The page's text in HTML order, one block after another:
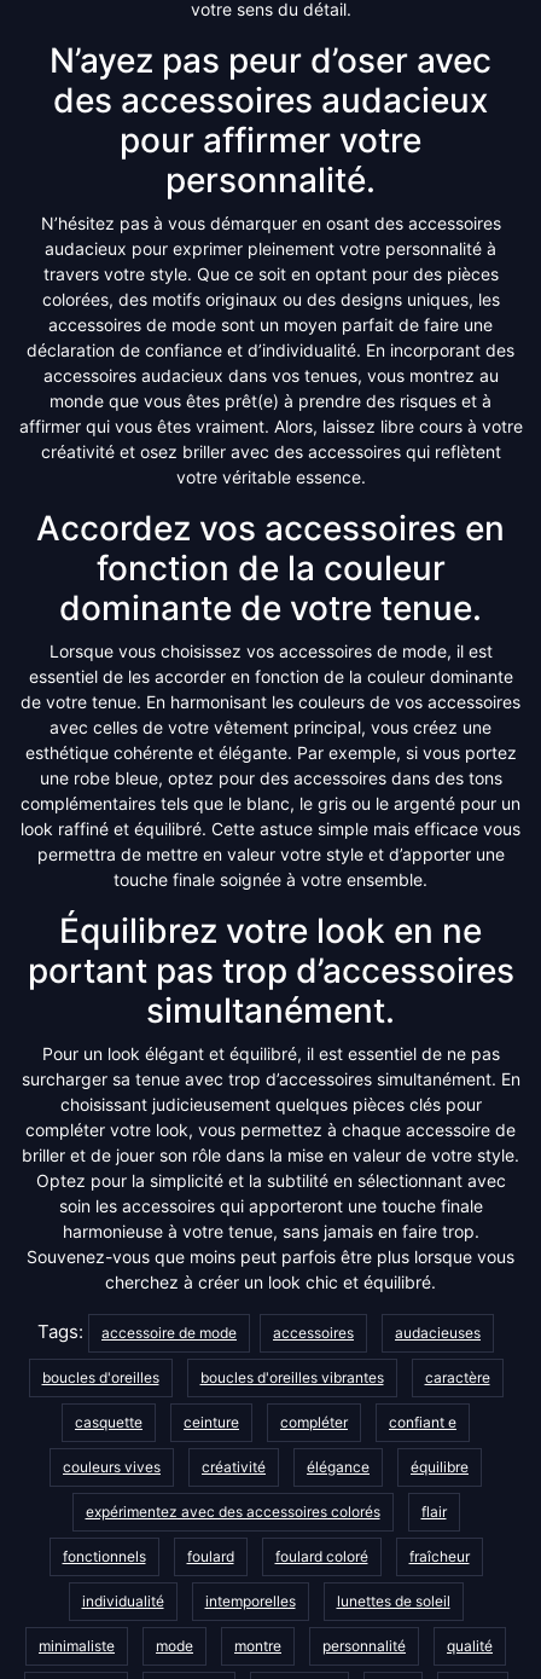
votre sens du détail.
N’ayez pas peur d’oser avec
des accessoires audacieux
pour affirmer votre
personnalité.
N’hésitez pas à vous démarquer en osant des accessoires
audacieux pour exprimer pleinement votre personnalité à
travers votre style. Que ce soit en optant pour des pièces
colorées, des motifs originaux ou des designs uniques, les
accessoires de mode sont un moyen parfait de faire une
déclaration de confiance et d’individualité. En incorporant des
accessoires audacieux dans vos tenues, vous montrez au
monde que vous êtes prêt(e) à prendre des risques et à
affirmer qui vous êtes vraiment. Alors, laissez libre cours à votre
créativité et osez briller avec des accessoires qui reflètent
votre véritable essence.
Accordez vos accessoires en
fonction de la couleur
dominante de votre tenue.
Lorsque vous choisissez vos accessoires de mode, il est
essentiel de les accorder en fonction de la couleur dominante
de votre tenue. En harmonisant les couleurs de vos accessoires
avec celles de votre vêtement principal, vous créez une
esthétique cohérente et élégante. Par exemple, si vous portez
une robe bleue, optez pour des accessoires dans des tons
complémentaires tels que le blanc, le gris ou le argenté pour un
look raffiné et équilibré. Cette astuce simple mais efficace vous
permettra de mettre en valeur votre style et d’apporter une
touche finale soignée à votre ensemble.
Équilibrez votre look en ne
portant pas trop d’accessoires
simultanément.
Pour un look élégant et équilibré, il est essentiel de ne pas
surcharger sa tenue avec trop d’accessoires simultanément. En
choisissant judicieusement quelques pièces clés pour
compléter votre look, vous permettez à chaque accessoire de
briller et de jouer son rôle dans la mise en valeur de votre style.
Optez pour la simplicité et la subtilité en sélectionnant avec
soin les accessoires qui apporteront une touche finale
harmonieuse à votre tenue, sans jamais en faire trop.
Souvenez-vous que moins peut parfois être plus lorsque vous
cherchez à créer un look chic et équilibré.
Tags: accessoire de mode accessoires audacieuses
boucles d'oreilles boucles d'oreilles vibrantes caractère
casquette ceinture compléter confiant e
couleurs vives créativité élégance équilibre
expérimentez avec des accessoires colorés flair
fonctionnels foulard foulard coloré fraîcheur
individualité intemporelles lunettes de soleil
minimaliste mode montre personnalité qualité